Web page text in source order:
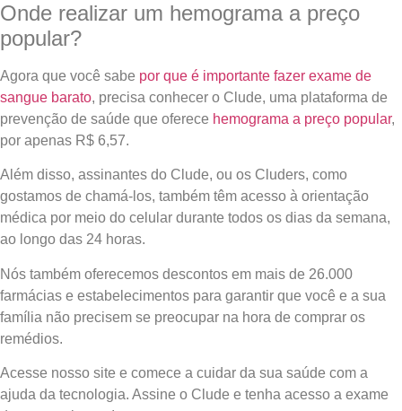
Onde realizar um hemograma a preço
popular?
Agora que você sabe por que é importante fazer exame de
sangue barato, precisa conhecer o Clude, uma plataforma de
prevenção de saúde que oferece hemograma a preço popular,
por apenas R$ 6,57.
Além disso, assinantes do Clude, ou os Cluders, como
gostamos de chamá-los, também têm acesso à orientação
médica por meio do celular durante todos os dias da semana,
ao longo das 24 horas.
Nós também oferecemos descontos em mais de 26.000
farmácias e estabelecimentos para garantir que você e a sua
família não precisem se preocupar na hora de comprar os
remédios.
Acesse nosso site e comece a cuidar da sua saúde com a
ajuda da tecnologia. Assine o Clude e tenha acesso a exame